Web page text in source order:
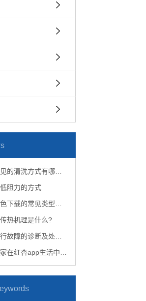
洗方式有哪些？
阻力的方式
的常见类型有哪些
热机理是什么?
的诊断及处理方法
生活中有哪些作用？